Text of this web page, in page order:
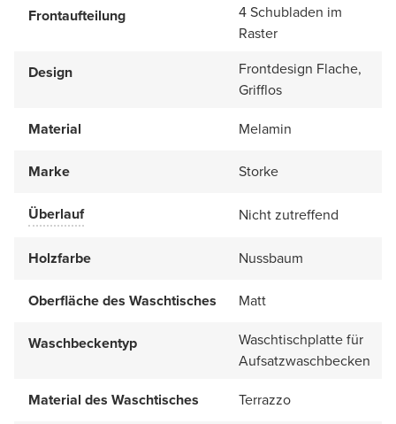
Frontaufteilung
4 Schubladen im
Raster
Design
Frontdesign Flache,
Grifflos
Material
Melamin
Marke Storke
Überlauf Nicht zutreffend
Holzfarbe Nussbaum
Oberfläche des Waschtisches Matt
Waschbeckentyp
Waschtischplatte für
Aufsatzwaschbecken
Material des Waschtisches
Terrazzo